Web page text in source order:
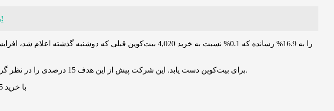
تلگرام، قطب هوش مصنوعی غیرمتمرکز؛ پاول دورف از شبکه Cocoon رونمایی کرد!
Strategy قصد دارد تا پایان سال 2025 به هدف بازدهی 25% YTD برای بیت‌کوین دست یابد. این شرکت پیش از این هدف 15 درصدی را در نظر گرفته بود، اما در 1 می آن را افزایش داد.